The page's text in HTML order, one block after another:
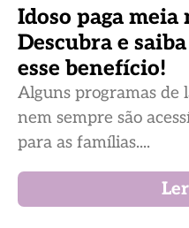
Idoso paga meia
Descubra e
esse benefício!
Alguns programas de
nem sempre são
para as famílias....